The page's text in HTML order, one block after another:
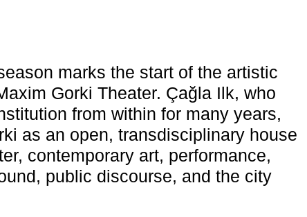
marks the start of the artistic
Gorki Theater. Çağla Ilk, who
from within for many years,
as an open, transdisciplinary house
contemporary art, performance,
public discourse, and the city